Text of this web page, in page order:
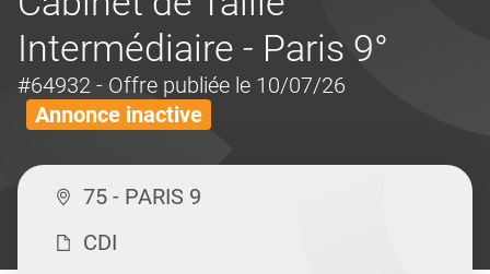
Intermédiaire - Paris 9°
#64932 - Offre publiée le 10/07/26
Annonce inactive
75 - PARIS 9
CDI